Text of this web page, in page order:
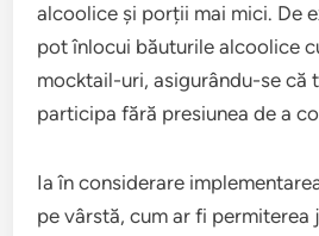
alcoolice și porții mai mici. De
pot înlocui băuturile alcoolice
mocktail-uri, asigurându-se că
participa fără presiunea de a
Ia în considerare
pe vârstă, cum ar fi